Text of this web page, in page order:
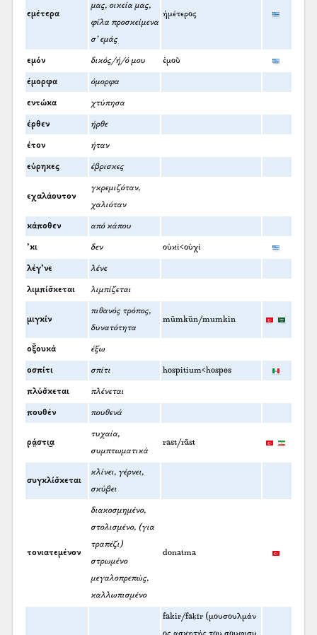
εμέτερα
μας, οικεία μας,
φίλα προσκείμενα
σ' εμάς
ἡμέτερος
εμόν δικός/ή/ό μου ἐμοῦ
έμορφα όμορφα
εντώκα χτύπησα
έρθεν ήρθε
έτον ήταν
εύρηκες έβρισκες
εχαλάουτον
γκρεμιζόταν,
χαλιόταν
κάποθεν από κάπου
’κι δεν οὐκί<οὐχί
λέγ’νε λένε
λιμπίσ̌κεται λιμπίζεται
μιγκίν
πιθανός τρόπος,
δυνατότητα
mümkün/mumkin
οξ̌ουκά έξω
οσπίτι σπίτι hospitium<hospes
πλύσ̌κεται πλένεται
πουθέν πουθενά
ρά̤στι͜α
τυχαία,
συμπτωματικά
rast/rāst
συγκλίσ̌κεται
κλίνει, γέρνει,
σκύβει
τονιατεμένον
διακοσμημένο,
στολισμένο, (για
τραπέζι)
στρωμένο
μεγαλοπρεπώς,
καλλωπισμένο
donatma
fakir/faḳīr (μουσουλμάν